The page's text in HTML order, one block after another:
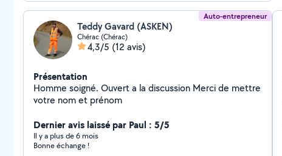
Auto-entrepreneur
Teddy Gavard (ASKEN)
Chérac (Chérac)
4,3/5 (12 avis)
Présentation
Homme soigné. Ouvert a la discussion Merci de mettre
votre nom et prénom
Dernier avis laissé par Paul : 5/5
Il y a plus de 6 mois
Bonne échange !